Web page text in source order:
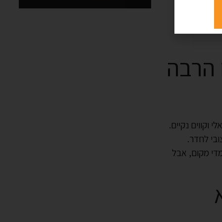
הרבה
וקווים נקיים.
לחדר.
מקום, אבל